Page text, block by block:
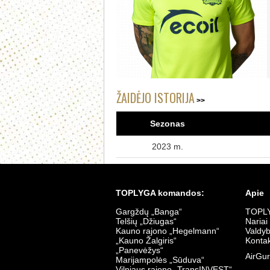
ŽAIDĖJO ISTORIJA
Sezonas
2023 m.
TOPLYGA komandos:
Gargždų „Banga“
Telšių „Džiugas“
Kauno rajono „Hegelmann“
„Kauno Žalgiris“
„Panevėžys“
Marijampolės „Sūduva“
Apie
Nariai